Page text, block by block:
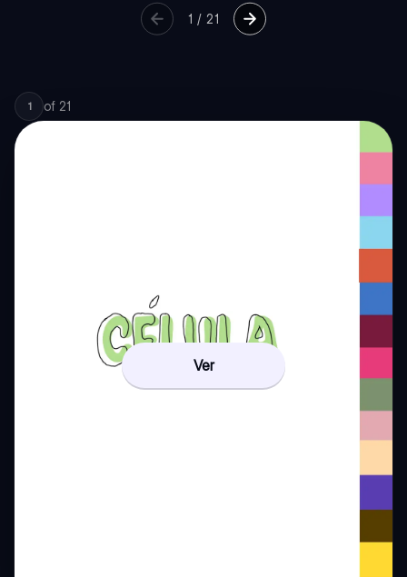
1 / 21
1 of 21
Ver